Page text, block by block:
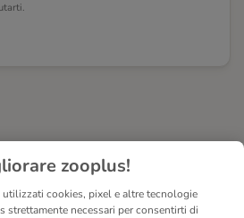
zooplus!
cookies, pixel e altre tecnologie
strettamente necessari per consentirti di